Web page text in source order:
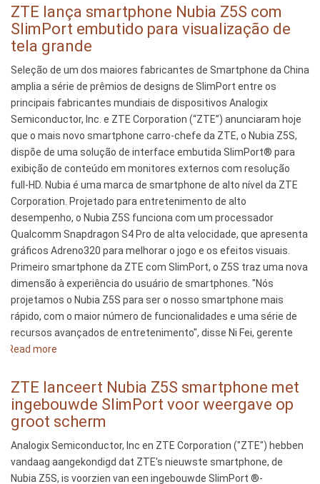
Lanza
Teléfono
Nubia
Z5S
con
SlimPort
Incorporado
para
Ver
en
Pantalla
Grande
ZTE lança smartphone Nubia Z5S com
SlimPort embutido para visualização de
tela grande
Seleção de um dos maiores fabricantes de Smartphone da China
amplia a série de prêmios de designs de SlimPort entre os
principais fabricantes mundiais de dispositivos Analogix
Semiconductor, Inc. e ZTE Corporation (“ZTE”) anunciaram hoje
que o mais novo smartphone carro-chefe da ZTE, o Nubia Z5S,
dispõe de uma solução de interface embutida SlimPort® para
exibição de conteúdo em monitores externos com resolução
full-HD. Nubia é uma marca de smartphone de alto nível da ZTE
Corporation. Projetado para entretenimento de alto
desempenho, o Nubia Z5S funciona com um processador
Qualcomm Snapdragon S4 Pro de alta velocidade, que apresenta
gráficos Adreno320 para melhorar o jogo e os efeitos visuais.
Primeiro smartphone da ZTE com SlimPort, o Z5S traz uma nova
dimensão à experiência do usuário de smartphones. "Nós
projetamos o Nubia Z5S para ser o nosso smartphone mais
rápido, com o maior número de funcionalidades e uma série de
recursos avançados de entretenimento", disse Ni Fei, gerente
Read more
lança
smartphone
Nubia
com
SlimPort
embutido
ZTE lanceert Nubia Z5S smartphone met
ingebouwde SlimPort voor weergave op
groot scherm
Analogix Semiconductor, Inc en ZTE Corporation ("ZTE") hebben
vandaag aangekondigd dat ZTE's nieuwste smartphone, de
Nubia Z5S, is voorzien van een ingebouwde SlimPort ®-